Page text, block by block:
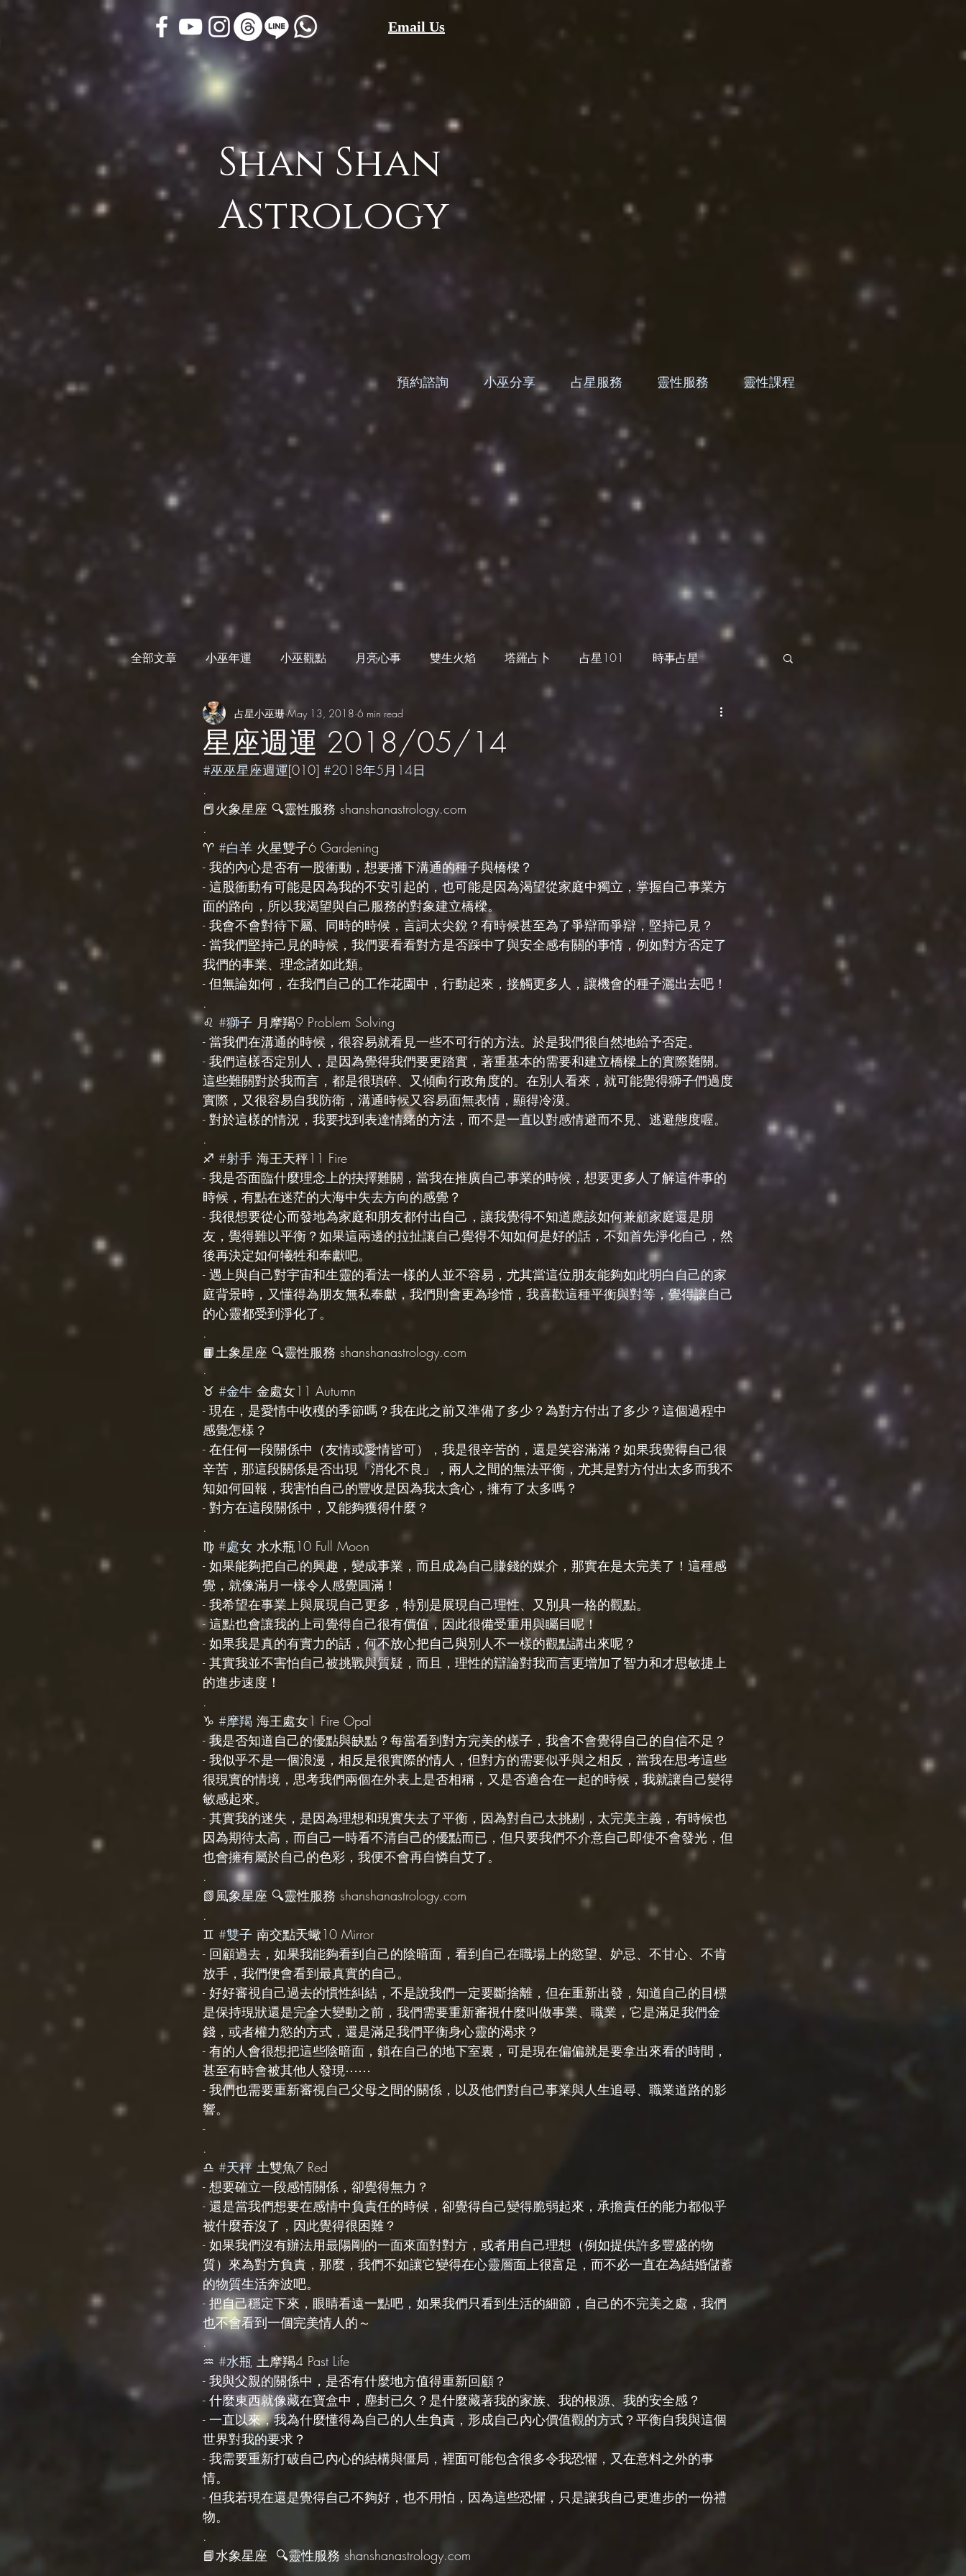
Email Us
Shan Shan
Astrology
預約諮詢 小巫分享 占星服務 靈性服務 靈性課程
全部文章 小巫年運 小巫觀點 月亮心事 雙生火焰 塔羅占卜 占星101 時事占星
外星訊息 遊走在藝術 四季心境 星座週運
星座週運 2018/05/14
占星小巫珊 May 13, 2018 6 min read
#巫巫星座週運[010] #2018年5月14日
.
📕火象星座 🔍靈性服務 shanshanastrology.com
.
♈️ #白羊 火星雙子6 Gardening
- 我的內心是否有一股衝動，想要播下溝通的種子與橋樑？
- 這股衝動有可能是因為我的不安引起的，也可能是因為渴望從家庭中獨立，掌握自己事業方
面的路向，所以我渴望與自己服務的對象建立橋樑。
- 我會不會對待下屬、同時的時候，言詞太尖銳？有時候甚至為了爭辯而爭辯，堅持己見？
- 當我們堅持己見的時候，我們要看看對方是否踩中了與安全感有關的事情，例如對方否定了
我們的事業、理念諸如此類。
- 但無論如何，在我們自己的工作花園中，行動起來，接觸更多人，讓機會的種子灑出去吧！
.
♌️ #獅子 月摩羯9 Problem Solving
- 當我們在溝通的時候，很容易就看見一些不可行的方法。於是我們很自然地給予否定。
- 我們這樣否定別人，是因為覺得我們要更踏實，著重基本的需要和建立橋樑上的實際難關。
這些難關對於我而言，都是很瑣碎、又傾向行政角度的。在別人看來，就可能覺得獅子們過度
實際，又很容易自我防衛，溝通時候又容易面無表情，顯得冷漠。
- 對於這樣的情況，我要找到表達情緒的方法，而不是一直以對感情避而不見、逃避態度喔。
.
♐️ #射手 海王天秤11 Fire
- 我是否面臨什麼理念上的抉擇難關，當我在推廣自己事業的時候，想要更多人了解這件事的
時候，有點在迷茫的大海中失去方向的感覺？
- 我很想要從心而發地為家庭和朋友都付出自己，讓我覺得不知道應該如何兼顧家庭還是朋
友，覺得難以平衡？如果這兩邊的拉扯讓自己覺得不知如何是好的話，不如首先淨化自己，然
後再決定如何犧牲和奉獻吧。
- 遇上與自己對宇宙和生靈的看法一樣的人並不容易，尤其當這位朋友能夠如此明白自己的家
庭背景時，又懂得為朋友無私奉獻，我們則會更為珍惜，我喜歡這種平衡與對等，覺得讓自己
的心靈都受到淨化了。
.
📙土象星座 🔍靈性服務 shanshanastrology.com
·
♉️ #金牛 金處女11 Autumn
- 現在，是愛情中收穫的季節嗎？我在此之前又準備了多少？為對方付出了多少？這個過程中
感覺怎樣？
- 在任何一段關係中（友情或愛情皆可），我是很辛苦的，還是笑容滿滿？如果我覺得自己很
辛苦，那這段關係是否出現「消化不良」，兩人之間的無法平衡，尤其是對方付出太多而我不
知如何回報，我害怕自己的豐收是因為我太貪心，擁有了太多嗎？
- 對方在這段關係中，又能夠獲得什麼？
.
♍️ #處女 水水瓶10 Full Moon
- 如果能夠把自己的興趣，變成事業，而且成為自己賺錢的媒介，那實在是太完美了！這種感
覺，就像滿月一樣令人感覺圓滿！
- 我希望在事業上與展現自己更多，特別是展現自己理性、又別具一格的觀點。
- 這點也會讓我的上司覺得自己很有價值，因此很備受重用與矚目呢！
- 如果我是真的有實力的話，何不放心把自己與別人不一樣的觀點講出來呢？
- 其實我並不害怕自己被挑戰與質疑，而且，理性的辯論對我而言更增加了智力和才思敏捷上
的進步速度！
.
♑️ #摩羯 海王處女1 Fire Opal
- 我是否知道自己的優點與缺點？每當看到對方完美的樣子，我會不會覺得自己的自信不足？
- 我似乎不是一個浪漫，相反是很實際的情人，但對方的需要似乎與之相反，當我在思考這些
很現實的情境，思考我們兩個在外表上是否相稱，又是否適合在一起的時候，我就讓自己變得
敏感起來。
- 其實我的迷失，是因為理想和現實失去了平衡，因為對自己太挑剔，太完美主義，有時候也
因為期待太高，而自己一時看不清自己的優點而已，但只要我們不介意自己即使不會發光，但
也會擁有屬於自己的色彩，我便不會再自憐自艾了。
.
📗風象星座 🔍靈性服務 shanshanastrology.com
.
♊️ #雙子 南交點天蠍10 Mirror
- 回顧過去，如果我能夠看到自己的陰暗面，看到自己在職場上的慾望、妒忌、不甘心、不肯
放手，我們便會看到最真實的自己。
- 好好審視自己過去的慣性糾結，不是說我們一定要斷捨離，但在重新出發，知道自己的目標
是保持現狀還是完全大變動之前，我們需要重新審視什麼叫做事業、職業，它是滿足我們金
錢，或者權力慾的方式，還是滿足我們平衡身心靈的渴求？
- 有的人會很想把這些陰暗面，鎖在自己的地下室裏，可是現在偏偏就是要拿出來看的時間，
甚至有時會被其他人發現⋯⋯
- 我們也需要重新審視自己父母之間的關係，以及他們對自己事業與人生追尋、職業道路的影
響。
-
.
♎️ #天秤 土雙魚7 Red
- 想要確立一段感情關係，卻覺得無力？
- 還是當我們想要在感情中負責任的時候，卻覺得自己變得脆弱起來，承擔責任的能力都似乎
被什麼吞沒了，因此覺得很困難？
- 如果我們沒有辦法用最陽剛的一面來面對對方，或者用自己理想（例如提供許多豐盛的物
質）來為對方負責，那麼，我們不如讓它變得在心靈層面上很富足，而不必一直在為結婚儲蓄
的物質生活奔波吧。
- 把自己穩定下來，眼睛看遠一點吧，如果我們只看到生活的細節，自己的不完美之處，我們
也不會看到一個完美情人的～
.
♒️ #水瓶 土摩羯4 Past Life
- 我與父親的關係中，是否有什麼地方值得重新回顧？
- 什麼東西就像藏在寶盒中，塵封已久？是什麼藏著我的家族、我的根源、我的安全感？
- 一直以來，我為什麼懂得為自己的人生負責，形成自己內心價值觀的方式？平衡自我與這個
世界對我的要求？
- 我需要重新打破自己內心的結構與僵局，裡面可能包含很多令我恐懼，又在意料之外的事
情。
- 但我若現在還是覺得自己不夠好，也不用怕，因為這些恐懼，只是讓我自己更進步的一份禮
物。
.
📘水象星座  🔍靈性服務 shanshanastrology.com